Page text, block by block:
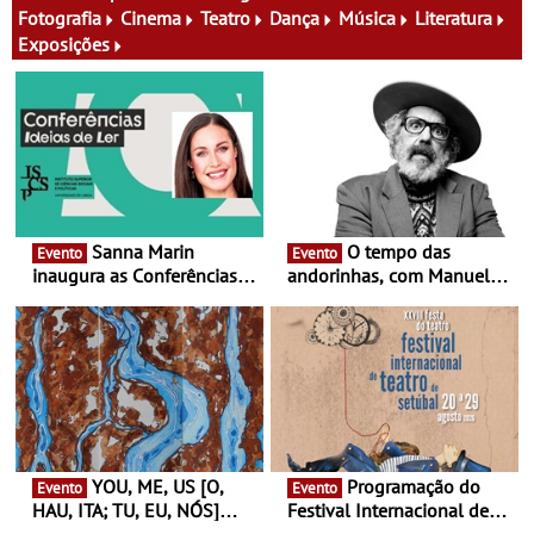
família e muito mais
Fotografia
Cinema Teatro Dança Música
Literatura
Exposições
Evento
inaugura as Conferências
Antiga primeira-ministra da
Finlândia é a convidada da
primeira edição do novo
ciclo de debates dedicado
aos grandes temas do
nosso tempo
Evento
andorinhas, com Manuel
Atum - Concerto
performance na MAAT
Gallery a 3 de Setembro,
Evento
HAU, ITA; TU, EU, NÓS]
Evento
Festival Internacional de